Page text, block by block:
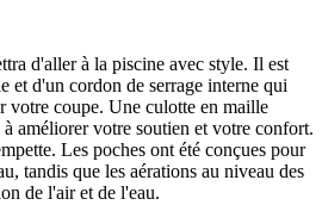
d'aller à la piscine avec style. Il est
et d'un cordon de serrage interne qui
votre coupe. Une culotte en maille
améliorer votre soutien et votre confort.
Les poches ont été conçues pour
tandis que les aérations au niveau des
de l'air et de l'eau.